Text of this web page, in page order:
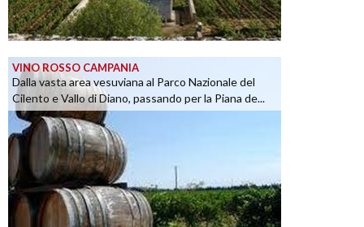
VINO ROSSO CAMPANIA
Dalla vasta area vesuviana al Parco Nazionale del
Cilento e Vallo di Diano, passando per la Piana de...